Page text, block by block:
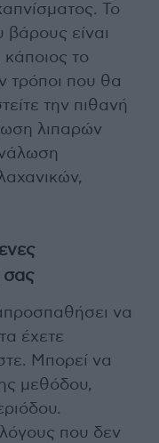
Το
είναι
κάποιος το
τρόποι που θα
την πιθανή
λιπαρών
σας
να
έχετε
Μπορεί να
μεθόδου,
που δεν